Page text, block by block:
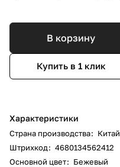
В корзину
Купить в 1 клик
Характеристики
Страна производства: Китай
Штрихкод: 4680134562412
Основной цвет: Бежевый